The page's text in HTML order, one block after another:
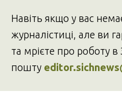
Навіть якщо у вас
журналістиці, але ви
та мрієте про роботу
пошту